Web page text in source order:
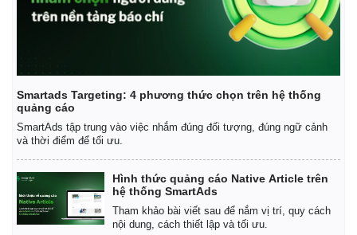
Smartads Targeting: 4 phương thức chọn trên hệ thống
quảng cáo
SmartAds tập trung vào việc nhắm đúng đối tượng, đúng ngữ cảnh
và thời điểm để tối ưu.
Hình thức quảng cáo Native Article trên
hệ thống SmartAds
Tham khảo bài viết sau để nắm vị trí, quy cách
nội dung, cách thiết lập và tối ưu.